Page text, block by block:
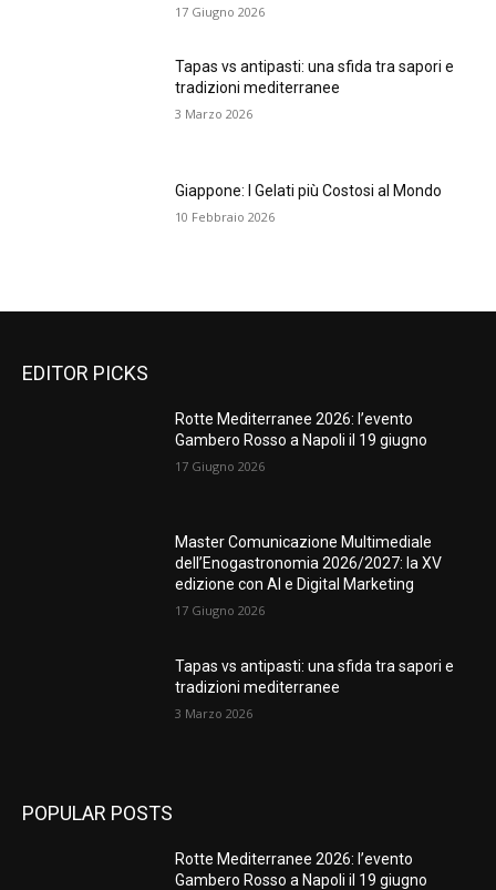
17 Giugno 2026
Tapas vs antipasti: una sfida tra sapori e
tradizioni mediterranee
3 Marzo 2026
Giappone: I Gelati più Costosi al Mondo
10 Febbraio 2026
EDITOR PICKS
Rotte Mediterranee 2026: l’evento
Gambero Rosso a Napoli il 19 giugno
17 Giugno 2026
Master Comunicazione Multimediale
dell’Enogastronomia 2026/2027: la XV
edizione con AI e Digital Marketing
17 Giugno 2026
Tapas vs antipasti: una sfida tra sapori e
tradizioni mediterranee
3 Marzo 2026
POPULAR POSTS
Rotte Mediterranee 2026: l’evento
Gambero Rosso a Napoli il 19 giugno